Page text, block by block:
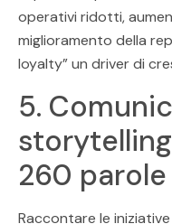
operativi ridotti,
miglioramento della
loyalty” un driver di
5.
260 parole
Raccontare le